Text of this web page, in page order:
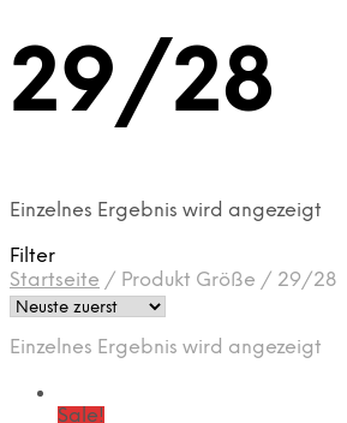
29/28
Einzelnes Ergebnis wird angezeigt
Filter
Startseite / Produkt Größe / 29/28
Einzelnes Ergebnis wird angezeigt
Sale!